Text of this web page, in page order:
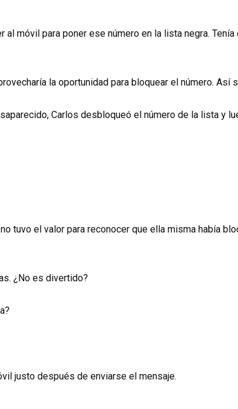
móvil para poner ese número en la lista negra.
la oportunidad para bloquear el número. Así
Carlos desbloqueó el número de la lista y
tuvo el valor para reconocer que ella misma había
¿No es divertido?
justo después de enviarse el mensaje.